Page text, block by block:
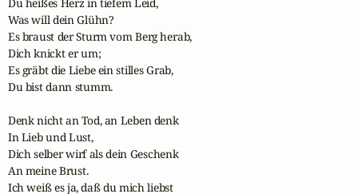
Was will dein Glühn?
Es braust der Sturm vom Berg herab,
Dich knickt er um;
Es gräbt die Liebe ein stilles Grab,
Du bist dann stumm.
Denk nicht an Tod, an Leben denk
In Lieb und Lust,
Dich selber wirf als dein Geschenk
An meine Brust.
Ich weiß es ja, daß du mich liebst